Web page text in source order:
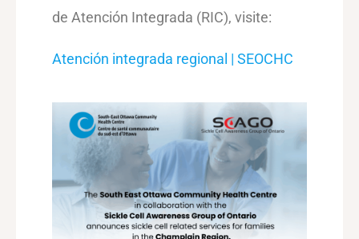
de Atención Integrada (RIC), visite:
Atención integrada regional | SEOCHC